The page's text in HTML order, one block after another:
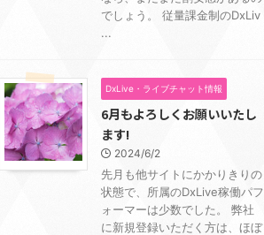
でしょう。 従量課金制のDxLiv
...
DxLive・ライブチャット情報
6月もよろしくお願いいたし
ます!
2024/6/2
先月も他サイトにかかりきりの
状態で、所属のDxLive稼働パフ
ォーマーは少数でした。 弊社
に新規登録いただく方は、ほぼ